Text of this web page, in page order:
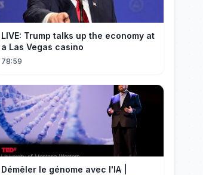
LIVE: Trump talks up the economy at
a Las Vegas casino
78:59
Démêler le génome avec l'IA |